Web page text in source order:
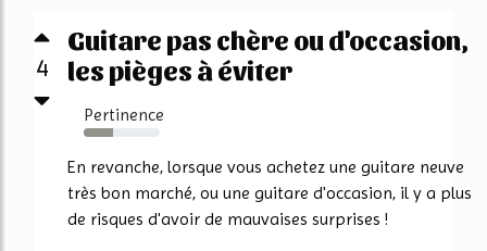
4
Guitare pas chère ou d'occasion,
les pièges à éviter
Pertinence
39%
En revanche, lorsque vous achetez une guitare neuve
très bon marché, ou une guitare d'occasion, il y a plus
de risques d'avoir de mauvaises surprises !